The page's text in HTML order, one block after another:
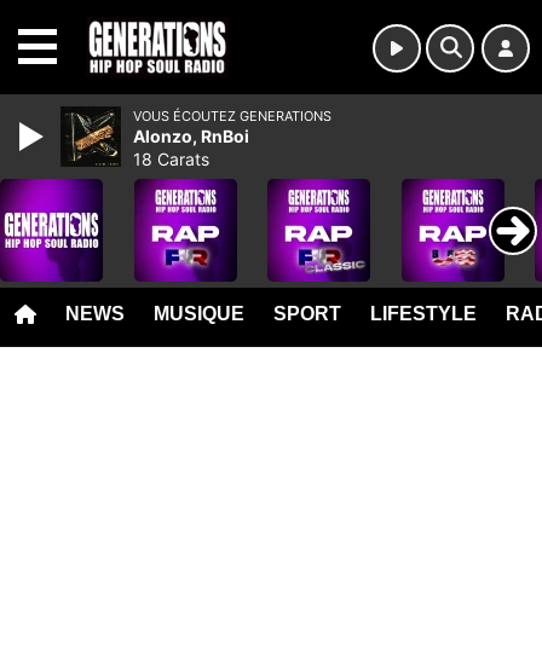
NEWS MUSIQUE SPORT LIFESTYLE
VOUS ÉCOUTEZ GENERATIONS
Alonzo, RnBoi
18 Carats